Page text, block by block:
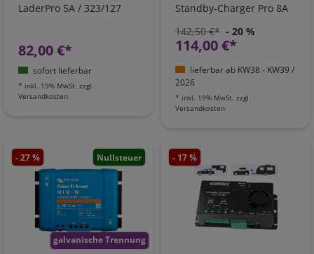
LaderPro 5A / 323/127
82,00 €*
sofort lieferbar
* inkl. 19% MwSt. zzgl.
Versandkosten
Standby-Charger Pro 8A
142,50 €* - 20 %
114,00 €*
lieferbar ab KW38 - KW39 /
2026
* inkl. 19% MwSt. zzgl.
Versandkosten
galvanische Trennung
- 27 % Nullsteuer - 17 %